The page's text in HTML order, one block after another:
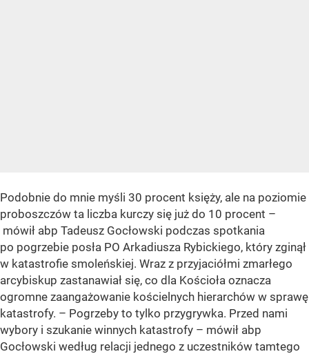
Podobnie do mnie myśli 30 procent księży, ale na poziomie
proboszczów ta liczba kurczy się już do 10 procent –
mówił abp Tadeusz Gocłowski podczas spotkania
po pogrzebie posła PO Arkadiusza Rybickiego, który zginął
w katastrofie smoleńskiej. Wraz z przyjaciółmi zmarłego
arcybiskup zastanawiał się, co dla Kościoła oznacza
ogromne zaangażowanie kościelnych hierarchów w sprawę
katastrofy. – Pogrzeby to tylko przygrywka. Przed nami
wybory i szukanie winnych katastrofy – mówił abp
Gocłowski według relacji jednego z uczestników tamtego